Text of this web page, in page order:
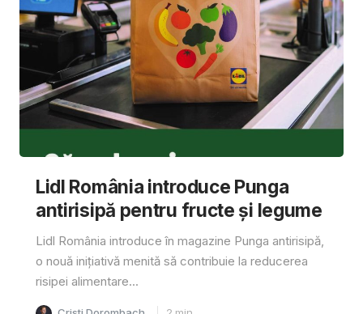
Lidl România introduce Punga
antirisipă pentru fructe și legume
Lidl România introduce în magazine Punga antirisipă,
o nouă inițiativă menită să contribuie la reducerea
risipei alimentare...